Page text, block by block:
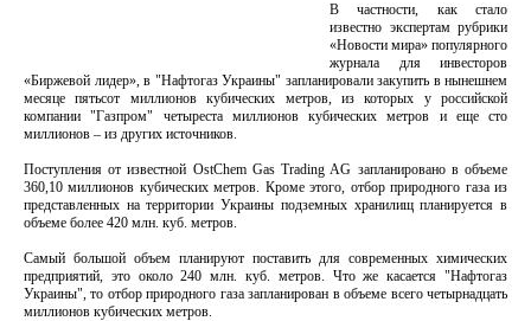
В частности, как стало
известно экспертам рубрики
«Новости мира» популярного
журнала для инвесторов
«Биржевой лидер», в "Нафтогаз Украины" запланировали закупить в нынешнем
месяце пятьсот миллионов кубических метров, из которых у российской
компании "Газпром" четыреста миллионов кубических метров и еще сто
миллионов – из других источников.
Поступления от известной OstChem Gas Trading AG запланировано в объеме
360,10 миллионов кубических метров. Кроме этого, отбор природного газа из
представленных на территории Украины подземных хранилищ планируется в
объеме более 420 млн. куб. метров.
Самый большой объем планируют поставить для современных химических
предприятий, это около 240 млн. куб. метров. Что же касается "Нафтогаз
Украины", то отбор природного газа запланирован в объеме всего четырнадцать
миллионов кубических метров.